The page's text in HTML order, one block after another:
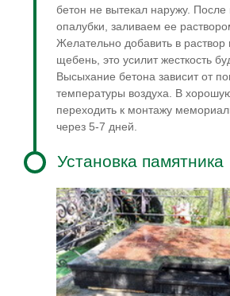
бетон не вытекал наружу. После
опалубки, заливаем ее
Желательно добавить в раствор
щебень, это усилит жесткость
Высыхание бетона зависит от
температуры воздуха. В
переходить к монтажу
через 5-7 дней.
Установка памятника